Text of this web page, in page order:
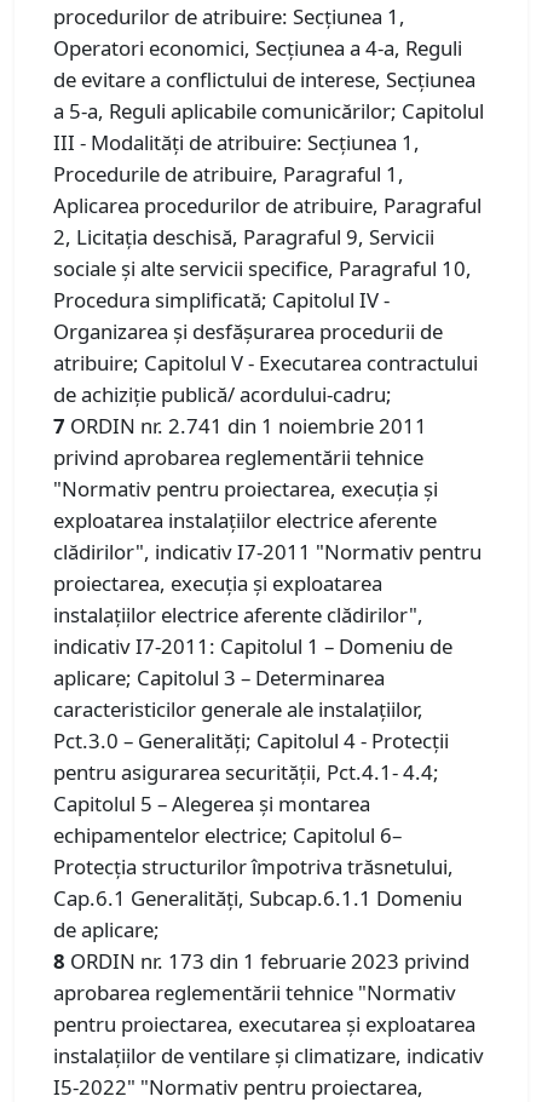
procedurilor de atribuire: Secțiunea 1,
Operatori economici, Secțiunea a 4-a, Reguli
de evitare a conflictului de interese, Secțiunea
a 5-a, Reguli aplicabile comunicărilor; Capitolul
III - Modalităţi de atribuire: Secțiunea 1,
Procedurile de atribuire, Paragraful 1,
Aplicarea procedurilor de atribuire, Paragraful
2, Licitația deschisă, Paragraful 9, Servicii
sociale şi alte servicii specifice, Paragraful 10,
Procedura simplificată; Capitolul IV -
Organizarea şi desfăşurarea procedurii de
atribuire; Capitolul V - Executarea contractului
de achiziţie publică/ acordului-cadru;
7 ORDIN nr. 2.741 din 1 noiembrie 2011
privind aprobarea reglementării tehnice
"Normativ pentru proiectarea, execuţia şi
exploatarea instalaţiilor electrice aferente
clădirilor", indicativ I7-2011 "Normativ pentru
proiectarea, execuţia şi exploatarea
instalaţiilor electrice aferente clădirilor",
indicativ I7-2011: Capitolul 1 – Domeniu de
aplicare; Capitolul 3 – Determinarea
caracteristicilor generale ale instalațiilor,
Pct.3.0 – Generalități; Capitolul 4 - Protecții
pentru asigurarea securității, Pct.4.1- 4.4;
Capitolul 5 – Alegerea și montarea
echipamentelor electrice; Capitolul 6–
Protecția structurilor împotriva trăsnetului,
Cap.6.1 Generalități, Subcap.6.1.1 Domeniu
de aplicare;
8 ORDIN nr. 173 din 1 februarie 2023 privind
aprobarea reglementării tehnice "Normativ
pentru proiectarea, executarea şi exploatarea
instalaţiilor de ventilare şi climatizare, indicativ
I5-2022" "Normativ pentru proiectarea,